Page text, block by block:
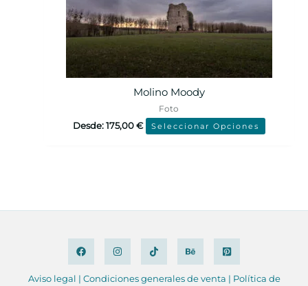
Molino Moody
Foto
Desde:175,00€ Seleccionar Opciones
Aviso legal | Condiciones generales de venta | Política de